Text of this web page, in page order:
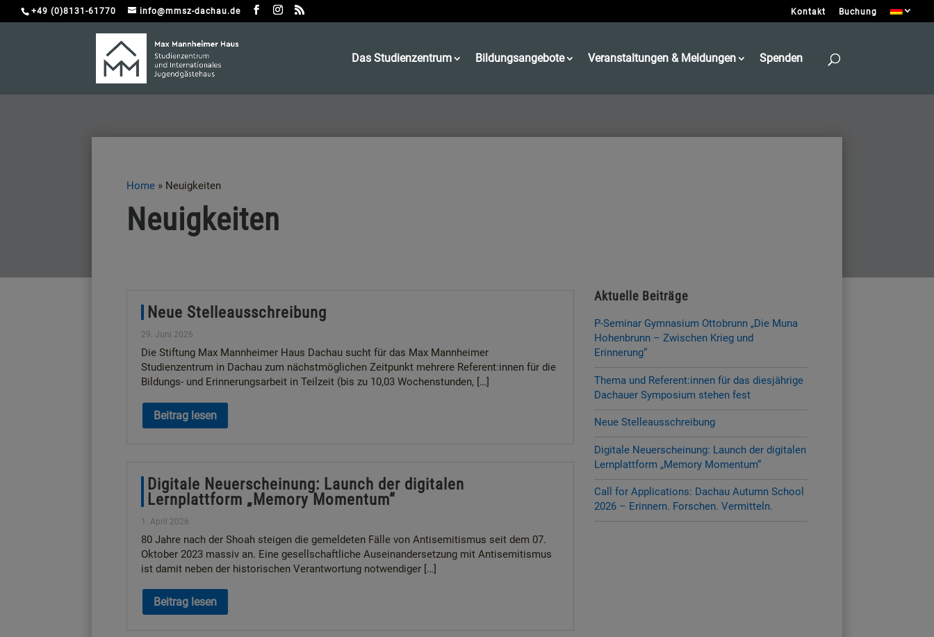
+49 (0)8131-61770 info@mmsz-dachau.de Kontakt Buchung
Das Studienzentrum Bildungsangebote Veranstaltungen & Meldungen Spenden
Home » Neuigkeiten
Neuigkeiten
Neue Stelleausschreibung
29. Juni 2026
Die Stiftung Max Mannheimer Haus Dachau sucht für das Max Mannheimer
Studienzentrum in Dachau zum nächstmöglichen Zeitpunkt mehrere Referent:innen für die
Bildungs- und Erinnerungsarbeit in Teilzeit (bis zu 10,03 Wochenstunden, […]
Beitrag lesen
Digitale Neuerscheinung: Launch der digitalen
Lernplattform „Memory Momentum“
1. April 2026
80 Jahre nach der Shoah steigen die gemeldeten Fälle von Antisemitismus seit dem 07.
Oktober 2023 massiv an. Eine gesellschaftliche Auseinandersetzung mit Antisemitismus
ist damit neben der historischen Verantwortung notwendiger […]
Beitrag lesen
Aktuelle Beiträge
P-Seminar Gymnasium Ottobrunn „Die Muna
Hohenbrunn – Zwischen Krieg und
Erinnerung“
Thema und Referent:innen für das diesjährige
Dachauer Symposium stehen fest
Neue Stelleausschreibung
Digitale Neuerscheinung: Launch der digitalen
Lernplattform „Memory Momentum“
Call for Applications: Dachau Autumn School
2026 – Erinnern. Forschen. Vermitteln.